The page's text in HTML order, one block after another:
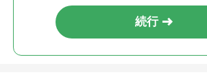
続行